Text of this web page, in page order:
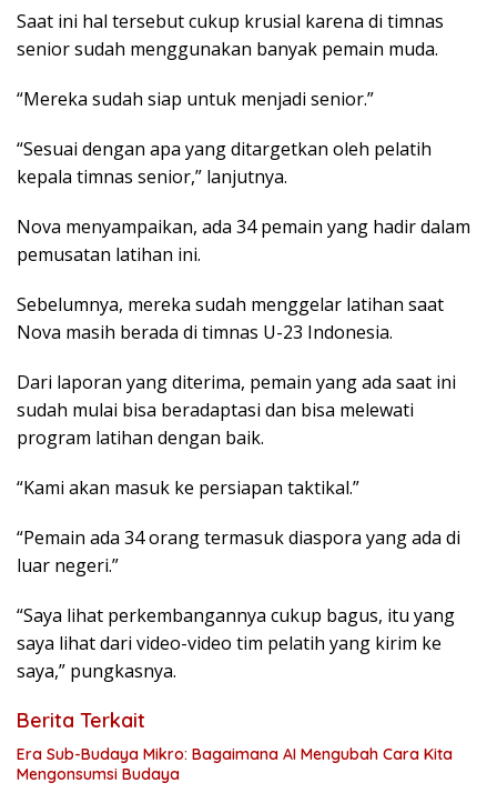
Saat ini hal tersebut cukup krusial karena di timnas
senior sudah menggunakan banyak pemain muda.
“Mereka sudah siap untuk menjadi senior.”
“Sesuai dengan apa yang ditargetkan oleh pelatih
kepala timnas senior,” lanjutnya.
Nova menyampaikan, ada 34 pemain yang hadir dalam
pemusatan latihan ini.
Sebelumnya, mereka sudah menggelar latihan saat
Nova masih berada di timnas U-23 Indonesia.
Dari laporan yang diterima, pemain yang ada saat ini
sudah mulai bisa beradaptasi dan bisa melewati
program latihan dengan baik.
“Kami akan masuk ke persiapan taktikal.”
“Pemain ada 34 orang termasuk diaspora yang ada di
luar negeri.”
“Saya lihat perkembangannya cukup bagus, itu yang
saya lihat dari video-video tim pelatih yang kirim ke
saya,” pungkasnya.
Berita Terkait
Era Sub-Budaya Mikro: Bagaimana AI Mengubah Cara Kita
Mengonsumsi Budaya